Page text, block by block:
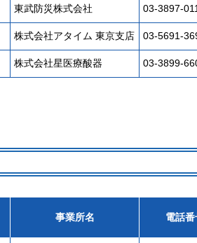
東武防災株式会社 03-3897-
株式会社アタイム 東京支店 03-5691-
株式会社星医療酸器 03-3899-
事業所名 電話番